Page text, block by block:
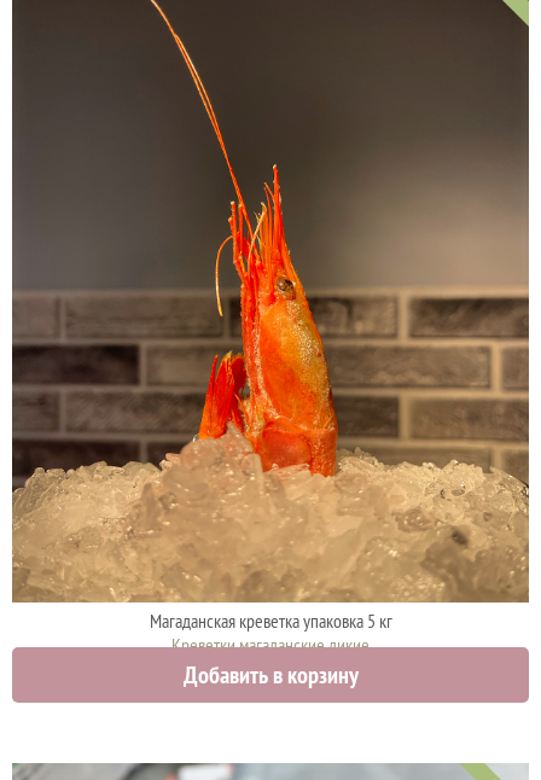
Магаданская креветка упаковка 5 кг
Креветки магаданские дикие
15000 руб.
Добавить в корзину